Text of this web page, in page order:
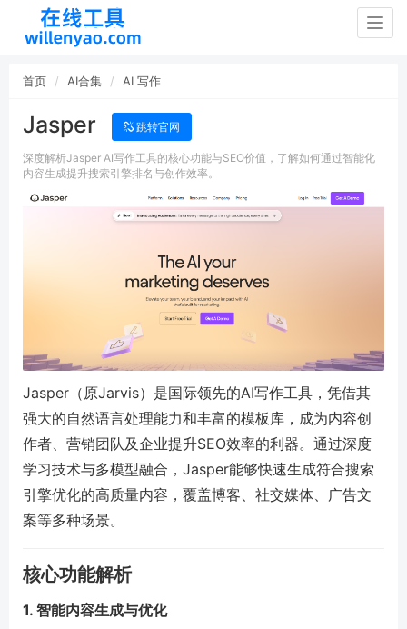
首页 AI合集 AI 写作
Jasper 跳转官网
深度解析Jasper AI写作工具的核心功能与SEO价值，了解如何通过智能化
内容生成提升搜索引擎排名与创作效率。
Jasper（原Jarvis）是国际领先的AI写作工具，凭借其
强大的自然语言处理能力和丰富的模板库，成为内容创
作者、营销团队及企业提升SEO效率的利器。通过深度
学习技术与多模型融合，Jasper能够快速生成符合搜索
引擎优化的高质量内容，覆盖博客、社交媒体、广告文
案等多种场景。
核心功能解析
1. 智能内容生成与优化